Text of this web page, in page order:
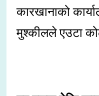
कारखानाको
मुश्कीलले एउटा